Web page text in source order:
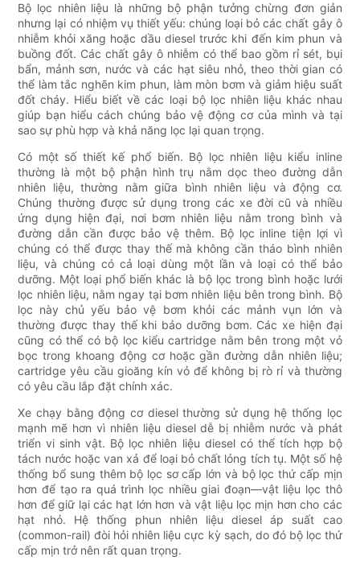
Bộ lọc nhiên liệu là những bộ phận tưởng chừng đơn giản
nhưng lại có nhiệm vụ thiết yếu: chúng loại bỏ các chất gây ô
nhiễm khỏi xăng hoặc dầu diesel trước khi đến kim phun và
buồng đốt. Các chất gây ô nhiễm có thể bao gồm rỉ sét, bụi
bẩn, mảnh sơn, nước và các hạt siêu nhỏ, theo thời gian có
thể làm tắc nghẽn kim phun, làm mòn bơm và giảm hiệu suất
đốt cháy. Hiểu biết về các loại bộ lọc nhiên liệu khác nhau
giúp bạn hiểu cách chúng bảo vệ động cơ của mình và tại
sao sự phù hợp và khả năng lọc lại quan trọng.
Có một số thiết kế phổ biến. Bộ lọc nhiên liệu kiểu inline
thường là một bộ phận hình trụ nằm dọc theo đường dẫn
nhiên liệu, thường nằm giữa bình nhiên liệu và động cơ.
Chúng thường được sử dụng trong các xe đời cũ và nhiều
ứng dụng hiện đại, nơi bơm nhiên liệu nằm trong bình và
đường dẫn cần được bảo vệ thêm. Bộ lọc inline tiện lợi vì
chúng có thể được thay thế mà không cần tháo bình nhiên
liệu, và chúng có cả loại dùng một lần và loại có thể bảo
dưỡng. Một loại phổ biến khác là bộ lọc trong bình hoặc lưới
lọc nhiên liệu, nằm ngay tại bơm nhiên liệu bên trong bình. Bộ
lọc này chủ yếu bảo vệ bơm khỏi các mảnh vụn lớn và
thường được thay thế khi bảo dưỡng bơm. Các xe hiện đại
cũng có thể có bộ lọc kiểu cartridge nằm bên trong một vỏ
bọc trong khoang động cơ hoặc gần đường dẫn nhiên liệu;
cartridge yêu cầu gioăng kín vỏ để không bị rò rỉ và thường
có yêu cầu lắp đặt chính xác.
Xe chạy bằng động cơ diesel thường sử dụng hệ thống lọc
mạnh mẽ hơn vì nhiên liệu diesel dễ bị nhiễm nước và phát
triển vi sinh vật. Bộ lọc nhiên liệu diesel có thể tích hợp bộ
tách nước hoặc van xả để loại bỏ chất lỏng tích tụ. Một số hệ
thống bổ sung thêm bộ lọc sơ cấp lớn và bộ lọc thứ cấp mịn
hơn để tạo ra quá trình lọc nhiều giai đoạn—vật liệu lọc thô
hơn để giữ lại các hạt lớn hơn và vật liệu lọc mịn hơn cho các
hạt nhỏ. Hệ thống phun nhiên liệu diesel áp suất cao
(common-rail) đòi hỏi nhiên liệu cực kỳ sạch, do đó bộ lọc thứ
cấp mịn trở nên rất quan trọng.